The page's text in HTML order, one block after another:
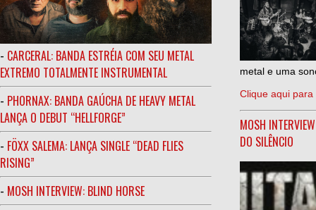
- CARCERAL: BANDA ESTRÉIA COM SEU METAL
EXTREMO TOTALMENTE INSTRUMENTAL
- PHORNAX: BANDA GAÚCHA DE HEAVY METAL
LANÇA O DEBUT “HELLFORGE”
- FÖXX SALEMA: LANÇA SINGLE “DEAD FLIES
RISING”
- MOSH INTERVIEW: BLIND HORSE
metal e uma
Clique aqui para
MOSH
DO SILÊNCIO